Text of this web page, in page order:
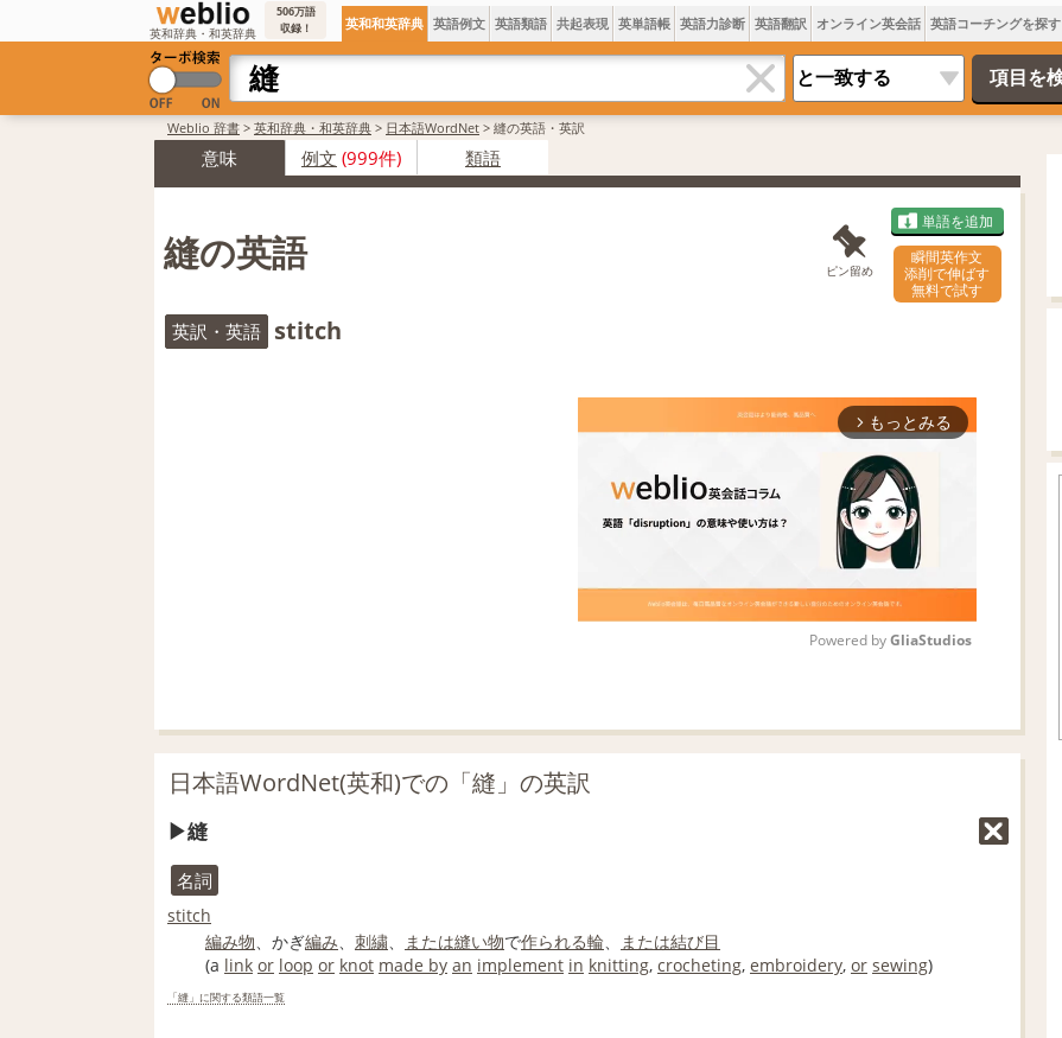
英和辞典・和英辞典
506万語
収録！
英和和英辞典 英語例文 英語類語 共起表現 英単語帳 英語力診断 英語翻訳 オンライン英会話 英語コーチングを探す
Weblio 辞書 > 英和辞典・和英辞典 > 日本語WordNet > 縫の英語・英訳
意味 例文 (999件) 類語
縫の英語 ピン留め
単語を追加
瞬間英作文
添削で伸ばす
無料で試す
英訳・英語 stitch
arrow_forward_ios もっとみる
Powered by GliaStudios
日本語WordNet(英和)での「縫」の英訳
縫
名詞
stitch
編み物、かぎ編み、 刺繍、 または縫い物で作られる輪、 または結び目
(a link or loop or knot made by an implement in knitting, crocheting, embroidery, or sewing)
「縫」に関する類語一覧